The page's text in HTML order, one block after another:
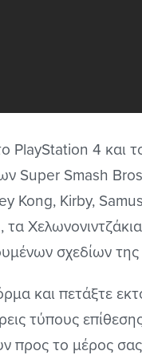
PlayStation 4 και
Super Smash
Kong, Kirby, Samus
σχεδίων
και πετάξτε
τύπους
προς το μέρος